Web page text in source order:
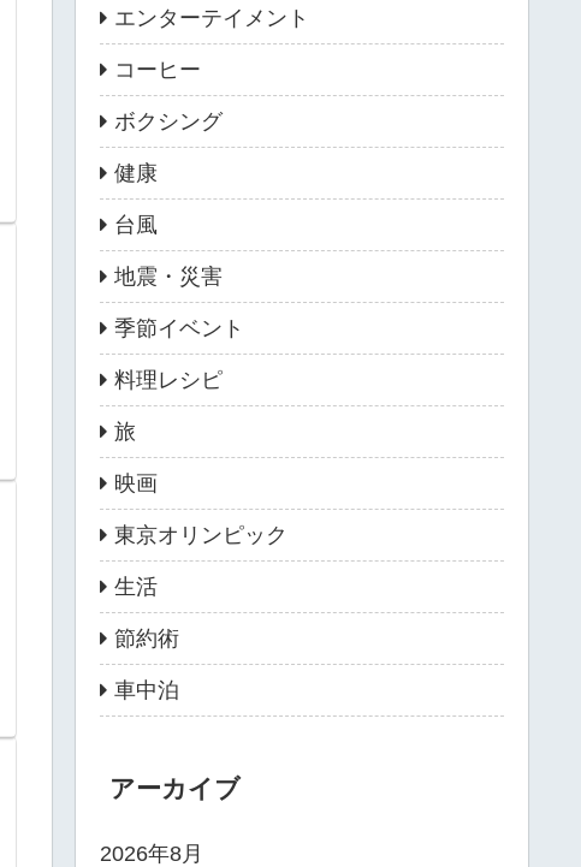
エンターテイメント
コーヒー
ボクシング
健康
台風
地震・災害
季節イベント
料理レシピ
旅
映画
東京オリンピック
生活
節約術
車中泊
アーカイブ
2026年8月